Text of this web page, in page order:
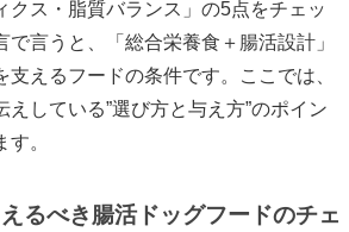
クス・脂質バランス」の5点をチェッ
で言うと、「総合栄養食＋腸活設計」
支えるフードの条件です。ここでは、
している”選び方と与え方”のポイン
す。
るべき腸活ドッグフードのチェ